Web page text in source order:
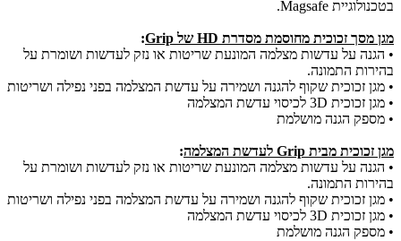
בטכנולוגיית Magsafe.
מגן מסך זכוכית מחוסמת מסדרת HD של Grip
:
• הגנה על עדשות מצלמה המונעת שריטות או נזק לעדשות ושומרת על
בהירות התמונה.
• מגן זכוכית שקוף להגנה ושמירה על עדשת המצלמה בפני נפילה ושריטות
• מגן זכוכית 3D לכיסוי עדשת המצלמה
• מספק הגנה מושלמת
מגן זכוכית מבית Grip לעדשת המצלמה
:
• הגנה על עדשות מצלמה המונעת שריטות או נזק לעדשות ושומרת על
בהירות התמונה.
• מגן זכוכית שקוף להגנה ושמירה על עדשת המצלמה בפני נפילה ושריטות
• מגן זכוכית 3D לכיסוי עדשת המצלמה
• מספק הגנה מושלמת